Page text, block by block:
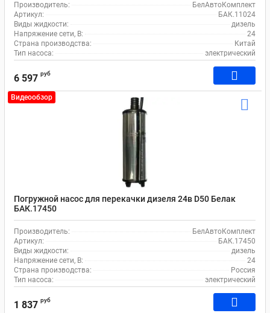
Производитель:
БелАвтоКомплект
Артикул:
БАК.11024
Виды жидкости:
дизель
Напряжение сети, В:
24
Страна производства:
Китай
Тип насоса:
электрический
6 597 руб
Видеообзор
Погружной насос для перекачки дизеля 24в D50 Белак
БАК.17450
Производитель:
БелАвтоКомплект
Артикул:
БАК.17450
Виды жидкости:
дизель
Напряжение сети, В:
24
Страна производства:
Россия
Тип насоса:
электрический
1 837 руб